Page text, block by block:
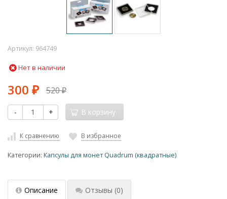
Артикул: 964749
Нет в наличии
300 ₽ 520₽
- + В корзину
К сравнению В избранное
Категории: Капсулы для монет Quadrum (квадратные)
Описание Отзывы (0)